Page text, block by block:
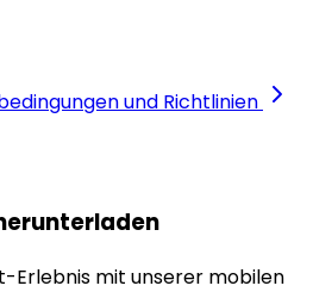
und Richtlinien
Erlebnis mit unserer mobilen